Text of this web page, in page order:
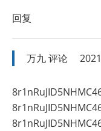
回复
万九评论